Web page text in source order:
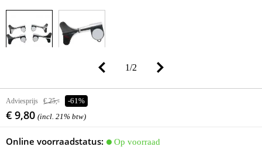
1/2
Adviesprijs € 25,- -61%
€ 9,80 (incl. 21% btw)
Online voorraadstatus:
Op voorraad